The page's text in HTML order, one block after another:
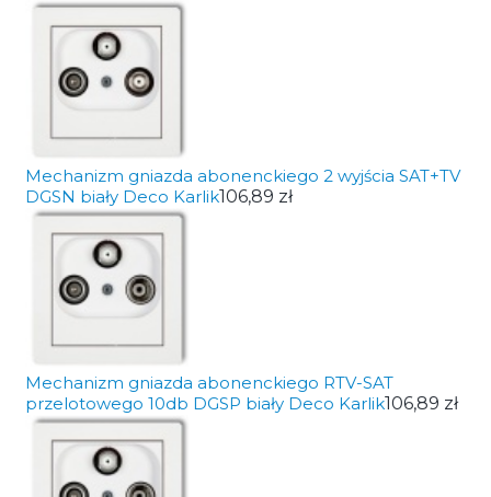
Mechanizm gniazda abonenckiego 2 wyjścia SAT+TV
DGSN biały Deco Karlik106,89 zł
Mechanizm gniazda abonenckiego RTV-SAT
przelotowego 10db DGSP biały Deco Karlik106,89 zł